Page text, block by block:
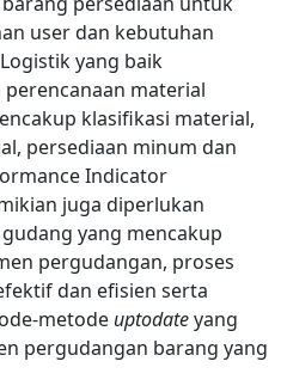
user dan kebutuhan
yang baik
material
klasifikasi material,
persediaan minum dan
Indicator
juga diperlukan
yang mencakup
pergudangan, proses
dan efisien serta
metode uptodateyang
pergudangan barang yang